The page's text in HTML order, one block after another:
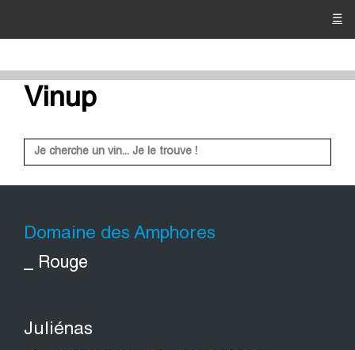
☰
Vinup
Domaine des Amphores
_ Rouge
Juliénas